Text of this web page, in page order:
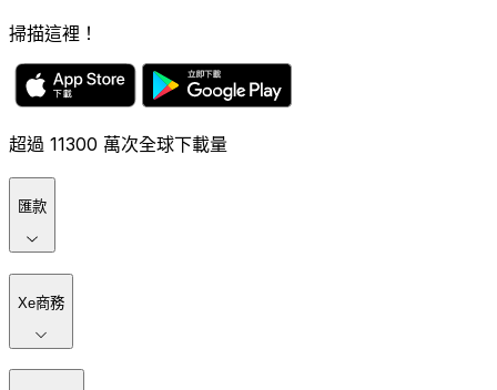
掃描這裡！
超過 11300 萬次全球下載量
匯款
Xe商務